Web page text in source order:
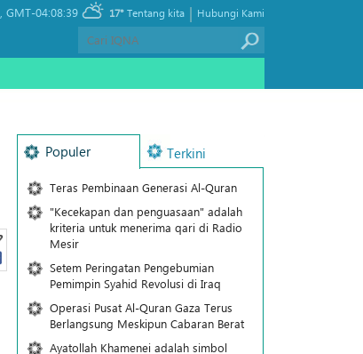
GMT-04:08:39 17° Hubungi Kami
|
Tentang kita
Populer Terkini
Teras Pembinaan Generasi Al-Quran
"Kecekapan dan penguasaan" adalah
kriteria untuk menerima qari di Radio
Mesir
Setem Peringatan Pengebumian
Pemimpin Syahid Revolusi di Iraq
Operasi Pusat Al-Quran Gaza Terus
Berlangsung Meskipun Cabaran Berat
Ayatollah Khamenei adalah simbol